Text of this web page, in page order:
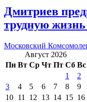
Дмитриев
трудную жизнь
Московский
Август 2026
Пн Вт Ср Чт Пт Сб Вс
1
2
3
4 5 6 7 8
9
10 11 12 13 14 15 16